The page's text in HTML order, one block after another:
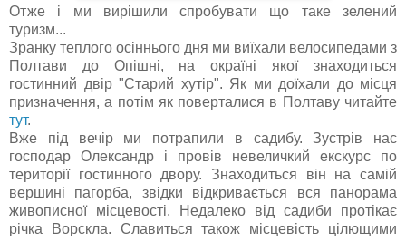
Отже і ми вирішили спробувати що таке зелений
туризм...
Зранку теплого осіннього дня ми виїхали велосипедами з
Полтави до Опішні, на окраїні якої знаходиться
гостинний двір "Старий хутір". Як ми доїхали до місця
призначення, а потім як поверталися в Полтаву читайте
тут.
Вже під вечір ми потрапили в садибу. Зустрів нас
господар Олександр і провів невеличкий екскурс по
території гостинного двору. Знаходиться він на самій
вершині пагорба, звідки відкривається вся панорама
живописної місцевості. Недалеко від садиби протікає
річка Ворскла. Славиться також місцевість цілющими